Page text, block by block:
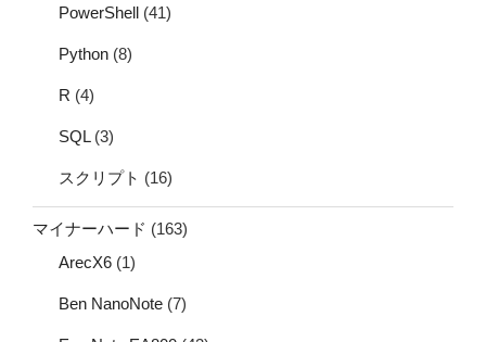
PowerShell (41)
Python (8)
R (4)
SQL(3)
スクリプト (16)
マイナーハード (163)
ArecX6 (1)
Ben NanoNote (7)